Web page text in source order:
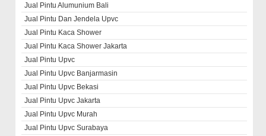
Jual Pintu Alumunium Bali
Jual Pintu Dan Jendela Upvc
Jual Pintu Kaca Shower
Jual Pintu Kaca Shower Jakarta
Jual Pintu Upvc
Jual Pintu Upvc Banjarmasin
Jual Pintu Upvc Bekasi
Jual Pintu Upvc Jakarta
Jual Pintu Upvc Murah
Jual Pintu Upvc Surabaya